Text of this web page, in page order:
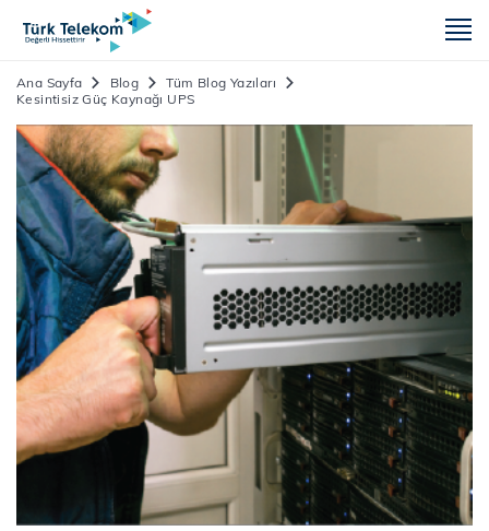
Ana Sayfa Blog
Tüm Blog Yazıları
Kesintisiz Güç Kaynağı UPS